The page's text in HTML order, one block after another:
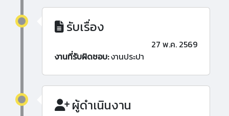
รับเรื่อง
27 พ.ค. 2569
งานที่รับผิดชอบ:งานประปา
ผู้ดำเนินงาน